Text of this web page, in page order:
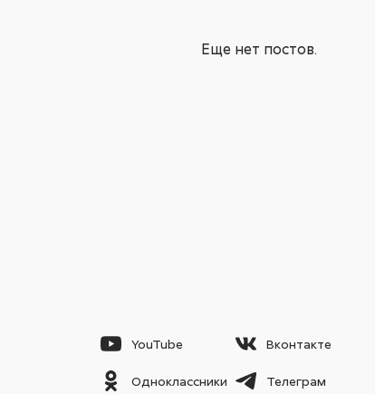
Еще нет постов.
YouTube Вконтакте
Одноклассники Телеграм